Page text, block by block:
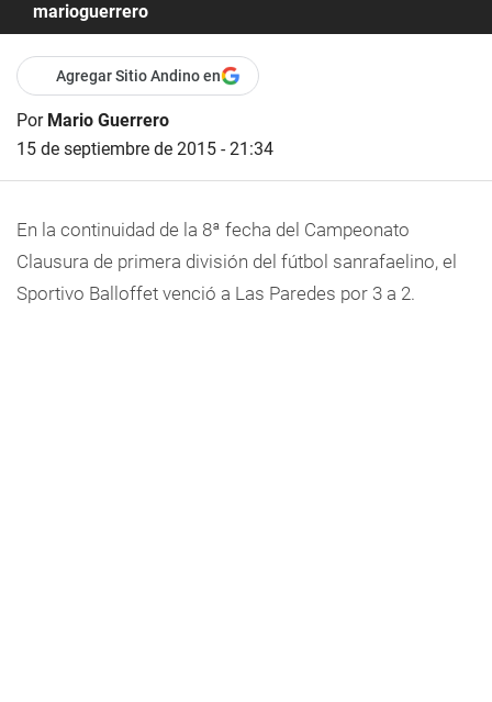
marioguerrero
Agregar Sitio Andino en
Por Mario Guerrero
15 de septiembre de 2015 - 21:34
En la continuidad de la 8ª fecha del Campeonato
Clausura de primera división del fútbol sanrafaelino, el
Sportivo Balloffet venció a Las Paredes por 3 a 2.